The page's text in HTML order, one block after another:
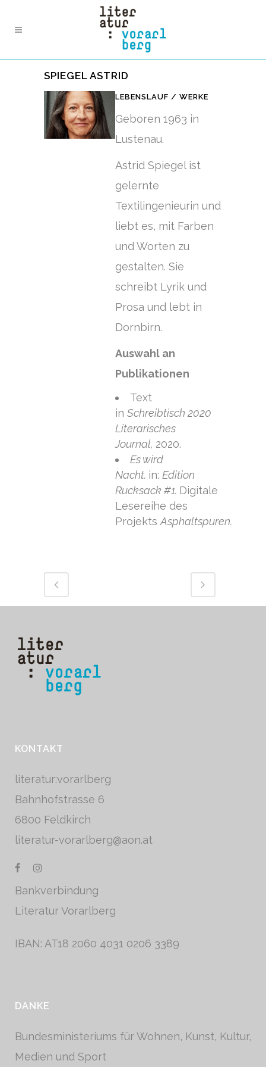
SPIEGEL ASTRID
LEBENSLAUF / WERKE
Geboren 1963 in
Lustenau.
Astrid Spiegel ist
gelernte
Textilingenieurin und
liebt es, mit Farben
und Worten zu
gestalten. Sie
schreibt Lyrik und
Prosa und lebt in
Dornbirn.
Auswahl an
Publikationen
Text
in Schreibtisch 2020
Literarisches
Journal, 2020.
Es wird
Nacht. in: Edition
Rucksack #1. Digitale
Lesereihe des
Projekts Asphaltspuren.
KONTAKT
literatur:vorarlberg
Bahnhofstrasse 6
6800 Feldkirch
literatur-vorarlberg@aon.at
Bankverbindung
Literatur Vorarlberg
IBAN: AT18 2060 4031 0206 3389
DANKE
Bundesministeriums für Wohnen, Kunst, Kultur,
Medien und Sport